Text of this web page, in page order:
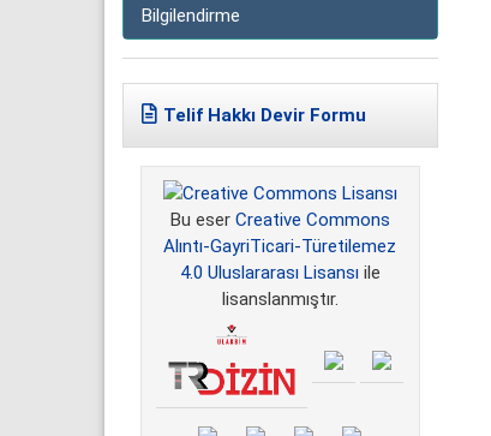
Bilgilendirme
Telif Hakkı Devir Formu
Bu eser Creative Commons
Alıntı-GayriTicari-Türetilemez
4.0 Uluslararası Lisansı ile
lisanslanmıştır.